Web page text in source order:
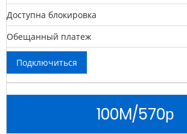
Доступна блокировка
Обещанный платеж
Подключиться
100M/570р